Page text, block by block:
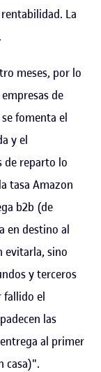
La
meses, por lo
de
fomenta el
y el
de reparto lo
tasa Amazon
b2b (de
en destino al
evitarla, sino
y terceros
fallido el
las
al primer
casa)".